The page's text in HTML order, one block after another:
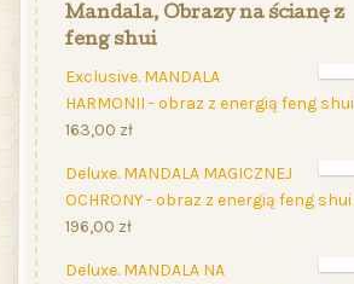
Mandala, Obrazy na ścianę z
feng shui
Exclusive. MANDALA
HARMONII - obraz z energią feng shui
163,00 zł
Deluxe. MANDALA MAGICZNEJ
OCHRONY - obraz z energią feng shui
196,00 zł
Deluxe. MANDALA NA